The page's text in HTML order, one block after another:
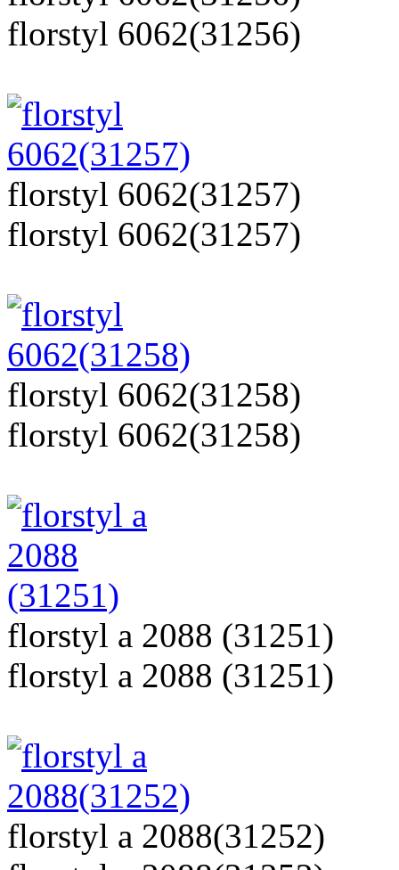
florstyl 6062(31256)
florstyl 6062(31257)
florstyl 6062(31257)
florstyl 6062(31258)
florstyl 6062(31258)
florstyl a 2088 (31251)
florstyl a 2088 (31251)
florstyl a 2088(31252)